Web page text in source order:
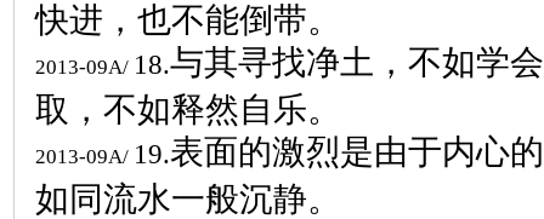
快进，也不能倒带。
2013-09A/ 18.与其寻找净土，不如学
取，不如释然自乐。
2013-09A/ 19.表面的激烈是由于内心
如同流水一般沉静。